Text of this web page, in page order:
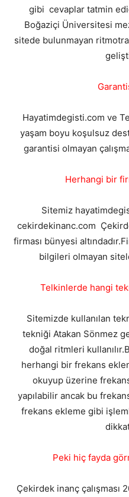
gibi cevaplar tatmin
Boğaziçi Üniversitesi
sitede bulunmayan
Hayatimdegisti.com ve
yaşam boyu koşulsuz
garantisi olmayan
Herhangi bir
Sitemiz
cekirdekinanc.com
firması bünyesi
bilgileri olmayan
Telkinlerde hangi
Sitemizde kullanılan
tekniği Atakan Sönmez
doğal ritmleri
herhangi bir frekans
okuyup üzerine
yapılabilir ancak bu
frekans ekleme gibi
Peki hiç fayda
Çekirdek inanç çalışması